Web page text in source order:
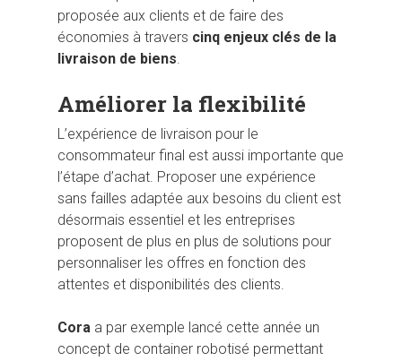
proposée aux clients et de faire des
économies à travers cinq enjeux clés de la
livraison de biens.
Améliorer la flexibilité
L’expérience de livraison pour le
consommateur final est aussi importante que
l’étape d’achat. Proposer une expérience
sans failles adaptée aux besoins du client est
désormais essentiel et les entreprises
proposent de plus en plus de solutions pour
personnaliser les offres en fonction des
attentes et disponibilités des clients.
Cora a par exemple lancé cette année un
concept de container robotisé permettant